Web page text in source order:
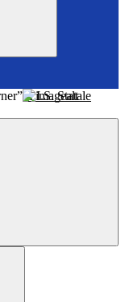
I.I.S. Statale